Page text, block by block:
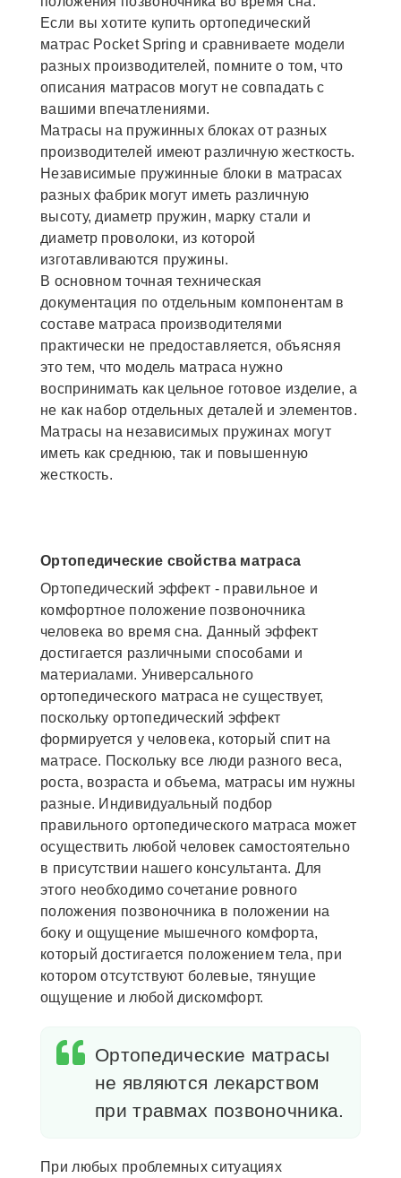
Если вы хотите купить ортопедический
матрас Pocket Spring и сравниваете модели
разных производителей, помните о том, что
описания матрасов могут не совпадать с
вашими впечатлениями.
Матрасы на пружинных блоках от разных
производителей имеют различную жесткость.
Независимые пружинные блоки в матрасах
разных фабрик могут иметь различную
высоту, диаметр пружин, марку стали и
диаметр проволоки, из которой
изготавливаются пружины.
В основном точная техническая
документация по отдельным компонентам в
составе матраса производителями
практически не предоставляется, объясняя
это тем, что модель матраса нужно
воспринимать как цельное готовое изделие, а
не как набор отдельных деталей и элементов.
Матрасы на независимых пружинах могут
иметь как среднюю, так и повышенную
жесткость.
Ортопедические свойства матраса
Ортопедический эффект - правильное и
комфортное положение позвоночника
человека во время сна. Данный эффект
достигается различными способами и
материалами. Универсального
ортопедического матраса не существует,
поскольку ортопедический эффект
формируется у человека, который спит на
матрасе. Поскольку все люди разного веса,
роста, возраста и объема, матрасы им нужны
разные. Индивидуальный подбор
правильного ортопедического матраса может
осуществить любой человек самостоятельно
в присутствии нашего консультанта. Для
этого необходимо сочетание ровного
положения позвоночника в положении на
боку и ощущение мышечного комфорта,
который достигается положением тела, при
котором отсутствуют болевые, тянущие
ощущение и любой дискомфорт.
Ортопедические матрасы
не являются лекарством
при травмах позвоночника.
При любых проблемных ситуациях